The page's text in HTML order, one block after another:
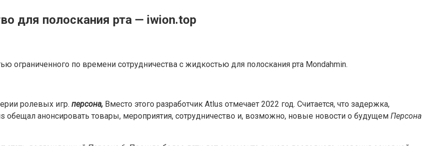
для полоскания рта — iwion.top
ограниченного по времени сотрудничества с жидкостью для полоскания рта Mondahmin.
ролевых игр. персона, Вместо этого разработчик Atlus отмечает 2022 год. Считается, что задержка,
обещал анонсировать товары, мероприятия, сотрудничество и, возможно, новые новости о будущем Персона